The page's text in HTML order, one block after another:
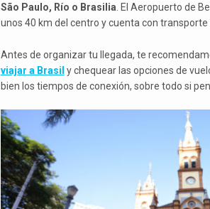
São Paulo, Río o Brasilia. El Aeropuerto de
unos 40 km del centro y cuenta con
Antes de organizar tu llegada, te
viajar a Brasil y chequear las opciones de
bien los tiempos de conexión, sobre todo si